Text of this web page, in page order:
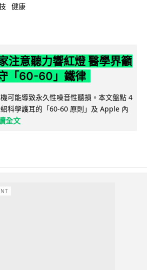
健康
注意聽力響紅燈 醫學界籲
「60-60」鐵律
可能導致永久性噪音性聽損。本文盤點 4
科學護耳的「60-60 原則」及 Apple 內
全文